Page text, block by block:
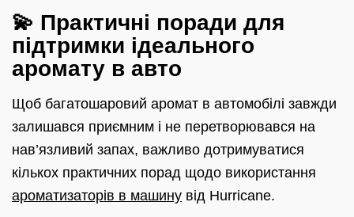
💫 Практичні поради для
підтримки ідеального
аромату в авто
Щоб багатошаровий аромат в автомобілі завжди
залишався приємним і не перетворювався на
нав’язливий запах, важливо дотримуватися
кількох практичних порад щодо використання
ароматизаторів в машину від Hurricane.